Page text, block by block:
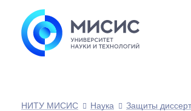
НИТУ МИСИС Наука Защиты